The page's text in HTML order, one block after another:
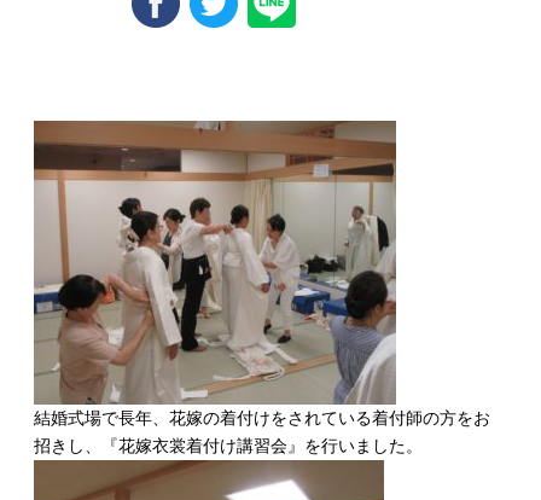
結婚式場で長年、花嫁の着付けをされている着付師の方をお
招きし、『花嫁衣裳着付け講習会』を行いました。